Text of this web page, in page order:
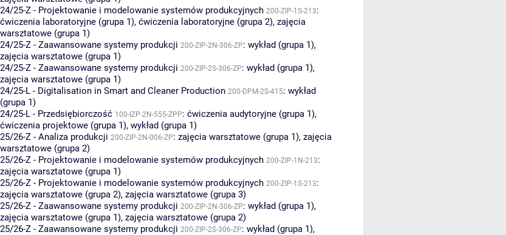
24/25-Z - Projektowanie i modelowanie systemów produkcyjnych 200-ZIP-1S-213:
ćwiczenia laboratoryjne (grupa 1), ćwiczenia laboratoryjne (grupa 2), zajęcia
warsztatowe (grupa 1)
24/25-Z - Zaawansowane systemy produkcji 200-ZIP-2N-306-ZP: wykład (grupa 1),
zajęcia warsztatowe (grupa 1)
24/25-Z - Zaawansowane systemy produkcji 200-ZIP-2S-306-ZP: wykład (grupa 1),
zajęcia warsztatowe (grupa 1)
24/25-L - Digitalisation in Smart and Cleaner Production 200-DPM-2S-415: wykład
(grupa 1)
24/25-L - Przedsiębiorczość 100-IZP-2N-555-ZPP: ćwiczenia audytoryjne (grupa 1),
ćwiczenia projektowe (grupa 1), wykład (grupa 1)
25/26-Z - Analiza produkcji 200-ZIP-2N-006-ZP: zajęcia warsztatowe (grupa 1), zajęcia
warsztatowe (grupa 2)
25/26-Z - Projektowanie i modelowanie systemów produkcyjnych 200-ZIP-1N-213:
zajęcia warsztatowe (grupa 1)
25/26-Z - Projektowanie i modelowanie systemów produkcyjnych 200-ZIP-1S-213:
zajęcia warsztatowe (grupa 2), zajęcia warsztatowe (grupa 3)
25/26-Z - Zaawansowane systemy produkcji 200-ZIP-2N-306-ZP: wykład (grupa 1),
zajęcia warsztatowe (grupa 1), zajęcia warsztatowe (grupa 2)
25/26-Z - Zaawansowane systemy produkcji 200-ZIP-2S-306-ZP: wykład (grupa 1),